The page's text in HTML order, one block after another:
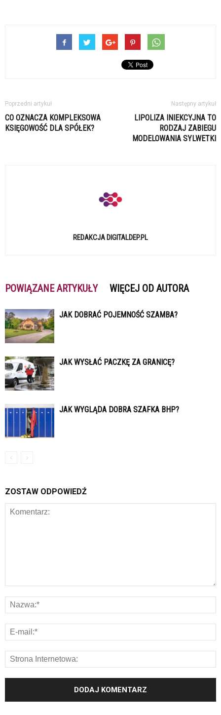
Poprzedni artykuł
CO OZNACZA KOMPLEKSOWA
KSIĘGOWOŚĆ DLA SPÓŁEK?
Następny artykuł
LIPOLIZA INIEKCYJNA TO
RODZAJ ZABIEGU
MODELOWANIA SYLWETKI
REDAKCJA DIGITALDEP.PL
POWIĄZANE ARTYKUŁY WIĘCEJ OD AUTORA
JAK DOBRAĆ POJEMNOŚĆ SZAMBA?
JAK WYSŁAĆ PACZKĘ ZA GRANICĘ?
JAK WYGLĄDA DOBRA SZAFKA BHP?
ZOSTAW ODPOWIEDŹ